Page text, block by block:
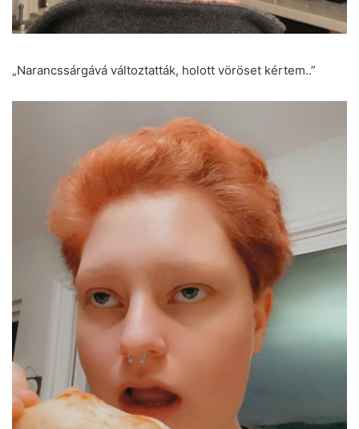
„Narancssárgává változtatták, holott vöröset kértem..”